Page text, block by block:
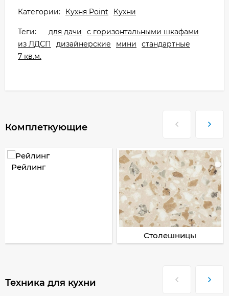
Категории: Кухня Point Кухни
Теги: для дачи
с горизонтальными шкафами
из ЛДСП
дизайнерские мини
стандартные
7 кв.м.
Комплеткующие
Рейлинг
Столешницы
Техника для кухни